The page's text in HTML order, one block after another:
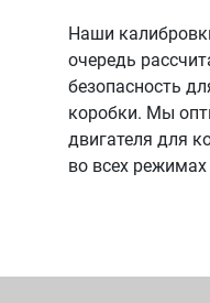
Наши
очередь
безопасность
коробки. Мы
двигателя для
во всех режимах